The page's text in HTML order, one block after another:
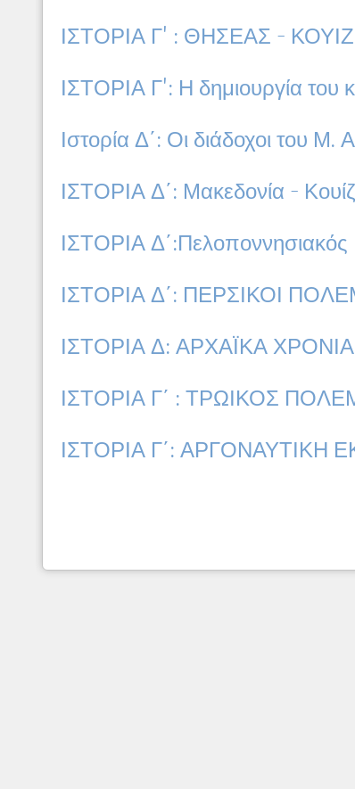
ΙΣΤΟΡΙΑ Γ' : ΘΗΣΕΑΣ - ΚΟΥΙΖ
ΙΣΤΟΡΙΑ Γ': Η δημιουργία του
Ιστορία Δ΄: Οι διάδοχοι του Μ.
ΙΣΤΟΡΙΑ Δ΄: Μακεδονία - Κουίζ
ΙΣΤΟΡΙΑ Δ΄:Πελοποννησιακός
ΙΣΤΟΡΙΑ Δ΄: ΠΕΡΣΙΚΟΙ
ΙΣΤΟΡΙΑ Δ: ΑΡΧΑΪΚΑ
ΙΣΤΟΡΙΑ Γ΄ : ΤΡΩΙΚΟΣ
ΙΣΤΟΡΙΑ Γ΄: ΑΡΓΟΝΑΥΤΙΚΗ